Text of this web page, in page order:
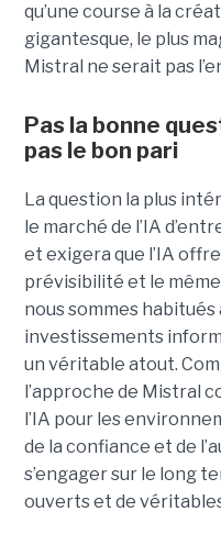
qu’une course à la
gigantesque, le plus
Mistral ne serait pas
Pas la bonne
pas le bon pari
La question la plus
le marché de l’IA
et exigera que l’IA
prévisibilité et le
nous sommes habitués
investissements
un véritable atout.
l’approche de Mistral
l’IA pour les
de la confiance et de
s’engager sur le long
ouverts et de